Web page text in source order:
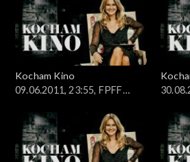
Kocham Kino
09.06.2011, 23:55, FPFF